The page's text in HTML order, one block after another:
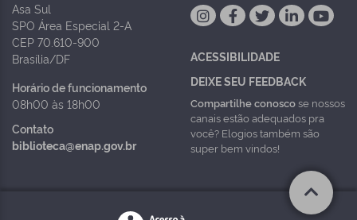
Asa Sul
SPO Área Especial 2-A
CEP 70.610-900
Brasília/DF
Horário de funcionamento
08h00 às 18h00
Contato
biblioteca@enap.gov.br
ACESSIBILIDADE
DEIXE SEU FEEDBACK
Compartilhe conoscose nossos
canais estão adequados pra
você? Elogios também são
super bem vindos!